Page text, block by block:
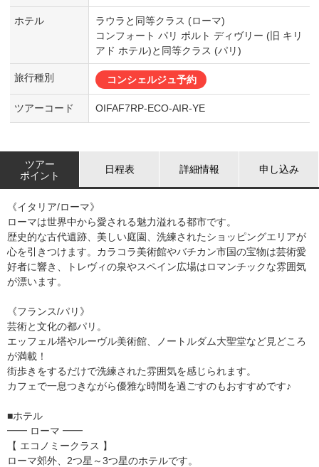
ホテル
ラウラと同等クラス (ローマ)
コンフォート パリ ポルト ディヴリー (旧 キリ
アド ホテル)と同等クラス (パリ)
旅行種別 コンシェルジュ予約
ツアーコード OIFAF7RP-ECO-AIR-YE
ツアー
ポイント
日程表 詳細情報 申し込み
《イタリア/ローマ》
ローマは世界中から愛される魅力溢れる都市です。
歴史的な古代遺跡、美しい庭園、洗練されたショッピングエリアが
心を引きつけます。カラコラ美術館やバチカン市国の宝物は芸術愛
好者に響き、トレヴィの泉やスペイン広場はロマンチックな雰囲気
が漂います。
《フランス/パリ》
芸術と文化の都パリ。
エッフェル塔やルーヴル美術館、ノートルダム大聖堂など見どころ
が満載！
街歩きをするだけで洗練された雰囲気を感じられます。
カフェで一息つきながら優雅な時間を過ごすのもおすすめです♪
■ホテル
━━ ローマ ━━
【 エコノミークラス 】
ローマ郊外、2つ星～3つ星のホテルです。